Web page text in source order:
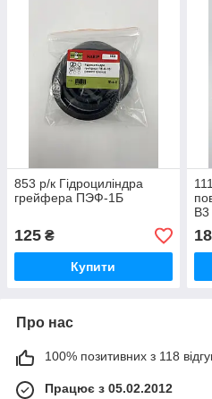
853 р/к Гідроциліндра
грейфера ПЭФ-1Б
125 ₴
Купити
В3
Про нас
100% позитивних з 118
Працює з 05.02.2012